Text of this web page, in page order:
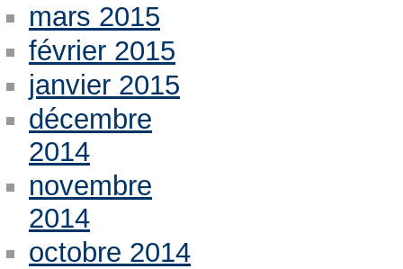
mars 2015
février 2015
janvier 2015
décembre
2014
novembre
2014
octobre 2014